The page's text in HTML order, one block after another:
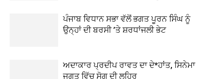
ਪੰਜਾਬ ਵਿਧਾਨ ਸਭਾ ਵੱਲੋਂ ਭਗਤ ਪੂਰਨ ਸਿੰਘ ਨੂੰ
ਉਨ੍ਹਾਂ ਦੀ ਬਰਸੀ ’ਤੇ ਸ਼ਰਧਾਂਜਲੀ ਭੇਟ
ਅਦਾਕਾਰ ਪ੍ਰਦੀਪ ਰਾਵਤ ਦਾ ਦੇ*ਹਾਂਤ, ਸਿਨੇਮਾ
ਜਗਤ ਵਿੱਚ ਸੋਗ ਦੀ ਲਹਿਰ